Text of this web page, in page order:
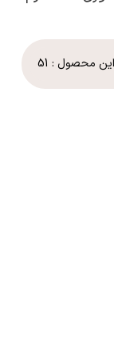
این محصول : 51